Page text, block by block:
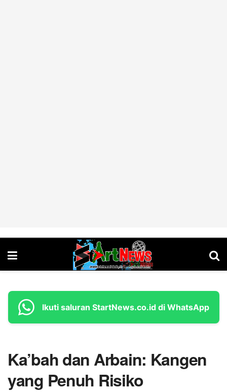
Ikuti saluran StartNews.co.id di WhatsApp
Ka’bah dan Arbain: Kangen
yang Penuh Risiko